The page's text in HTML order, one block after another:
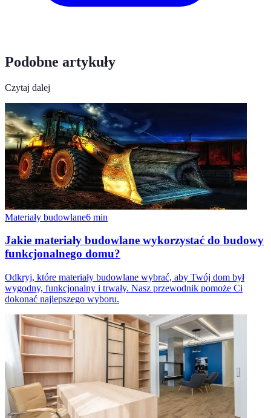
Podobne artykuły
Czytaj dalej
Materiały budowlane6 min
Jakie materiały budowlane wykorzystać do budowy
funkcjonalnego domu?
Odkryj, które materiały budowlane wybrać, aby Twój dom był
wygodny, funkcjonalny i trwały. Nasz przewodnik pomoże Ci
dokonać najlepszego wyboru.